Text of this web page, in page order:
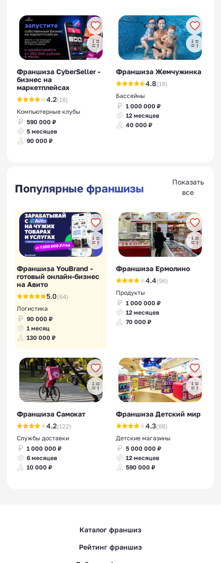
Франшиза CyberSeller -
бизнес на
маркетплейсах
4.2(18)
Компьютерные клубы
590 000 ₽
5 месяцев
90 000 ₽
Франшиза Жемчужинка
4.8(19)
Бассейны
1 000 000 ₽
12 месяцев
40 000 ₽
Популярные франшизы
Показать
все
Франшиза YouBrand -
готовый онлайн-бизнес
на Авито
5.0(64)
Логистика
90 000 ₽
1 месяц
130 000 ₽
Франшиза Ермолино
4.4(96)
Продукты
1 000 000 ₽
12 месяцев
70 000 ₽
Франшиза Самокат
4.2(122)
Службы доставки
1 000 000 ₽
6 месяцев
10 000 ₽
Франшиза Детский мир
4.3(98)
Детские магазины
5 000 000 ₽
12 месяцев
590 000 ₽
Каталог франшиз
Рейтинг франшиз